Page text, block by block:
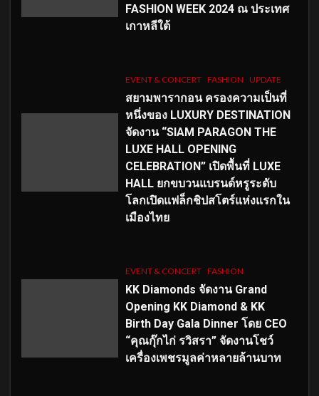
FASHION WEEK 2024 ณ ประเทศ
เกาหลีใต้
EVENT & CONCERT FASHION UPDATE
สยามพารากอน ครองความเป็นที่
หนึ่งของ LUXURY DESTINATION
จัดงาน “SIAM PARAGON THE
LUXE HALL OPENING
CELEBRATION” เปิดพื้นที่ LUXE
HALL ยกขบวนแบรนด์หรูระดับ
โลกเปิดแฟล็กชิปสโตร์แห่งแรกใน
เมืองไทย
EVENT & CONCERT FASHION
KK Diamonds จัดงาน Grand
Opening KK Diamond & KK
Birth Day Gala Dinner โดย CEO
“คุณกุ๊กไก่ รวิสรา” จัดงานโชว์
เครื่องเพชรมูลค่าหลายล้านบาท